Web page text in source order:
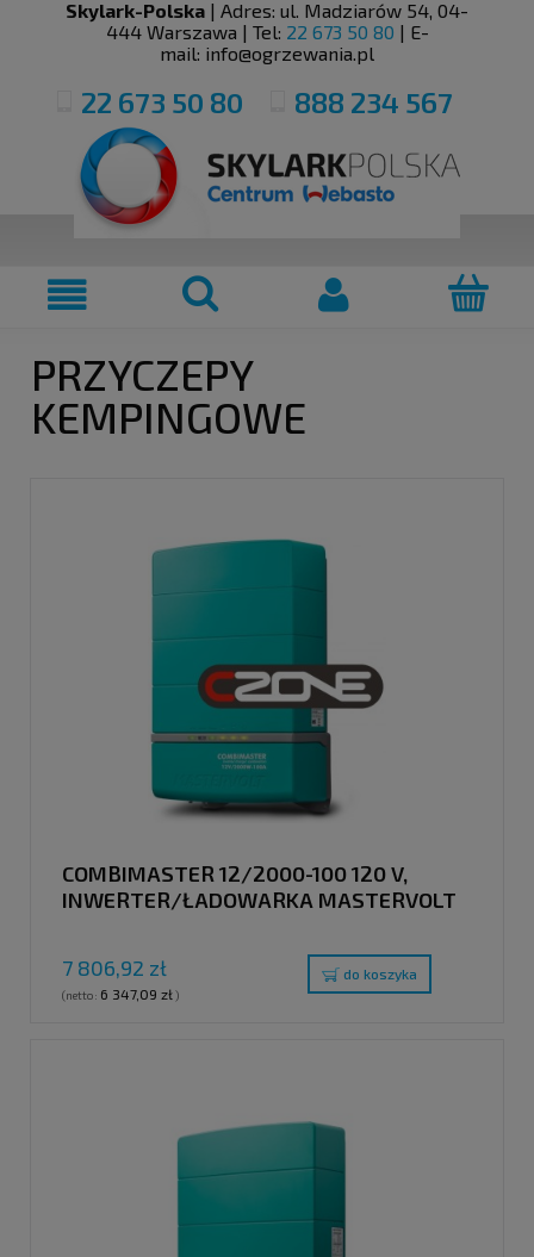
Skylark-Polska | Adres: ul. Madziarów 54, 04-
444 Warszawa | Tel: 22 673 50 80 | E-
mail: info@ogrzewania.pl
22 673 50 80 888 234 567
PRZYCZEPY
KEMPINGOWE
COMBIMASTER 12/2000-100 120 V,
INWERTER/ŁADOWARKA MASTERVOLT
7 806,92 zł
(netto: 6 347,09 zł)
do koszyka